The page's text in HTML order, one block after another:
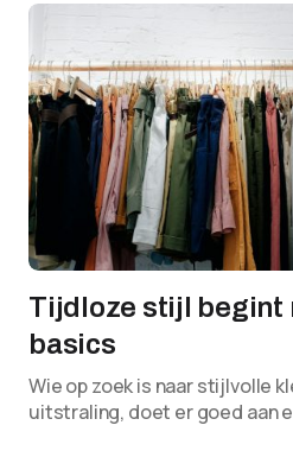
Tijdloze stijl begint
basics
Wie op zoek is naar stijlvolle
uitstraling, doet er goed aan